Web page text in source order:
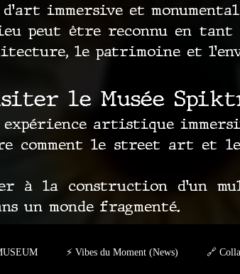
immersive et
peut être reconnu en
le patrimoine et
le Musée
artistique
comment le street art et
à la construction d’un
un monde fragmenté.
⚡ Vibes du Moment (News) 🔗